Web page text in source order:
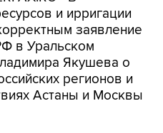
и ирригации
заявление
в Уральском
Якушева о
регионов и
Астаны и Москвы